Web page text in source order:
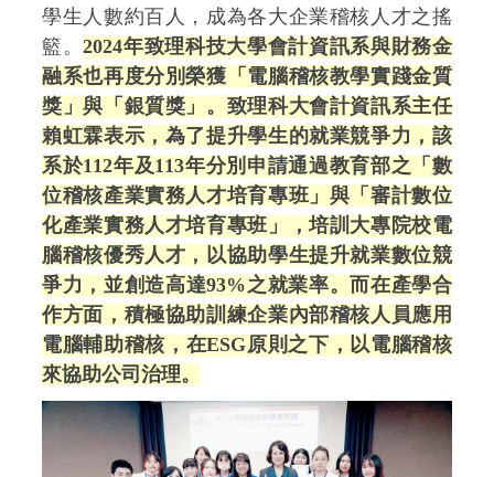
學生人數約百人，成為各大企業稽核人才之搖
籃。2024年致理科技大學會計資訊系與財務金
融系也再度分別榮獲「電腦稽核教學實踐金質
獎」與「銀質獎」。致理科大會計資訊系主任
賴虹霖表示，為了提升學生的就業競爭力，該
系於112年及113年分別申請通過教育部之「數
位稽核產業實務人才培育專班」與「審計數位
化產業實務人才培育專班」，培訓大專院校電
腦稽核優秀人才，以協助學生提升就業數位競
爭力，並創造高達93%之就業率。而在產學合
作方面，積極協助訓練企業內部稽核人員應用
電腦輔助稽核，在ESG原則之下，以電腦稽核
來協助公司治理。